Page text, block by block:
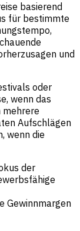
basierend
für bestimmte
und
oder
wenn das
mehrere
Aufschlägen
wenn die
der
Gewinnmargen